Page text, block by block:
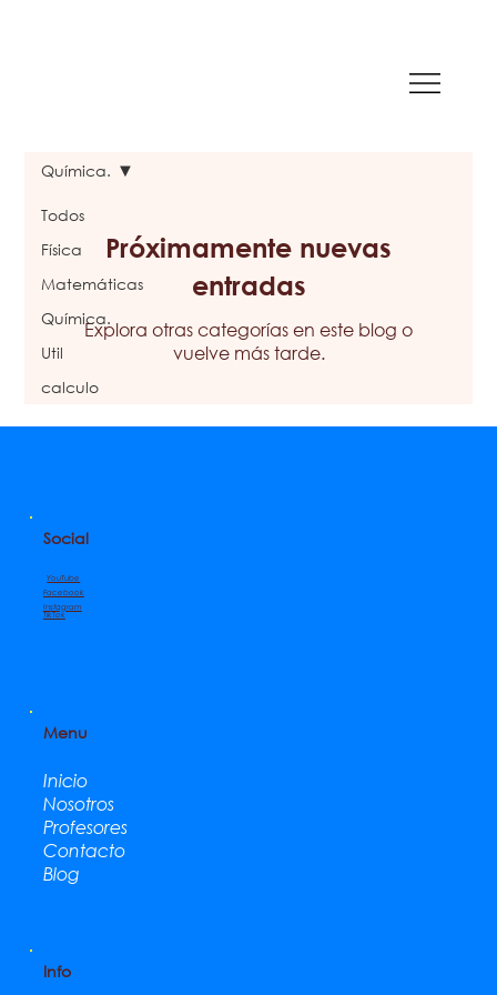
Todos
Física
Matemáticas
Química.
Util
calculo
Química.
Próximamente nuevas
entradas
Explora otras categorías en este blog o
vuelve más tarde.
Social
Facebook
YouTube
Instagram
TikTok
Menu
Inicio
Nosotros
Profesores
Contacto
Blog
Info